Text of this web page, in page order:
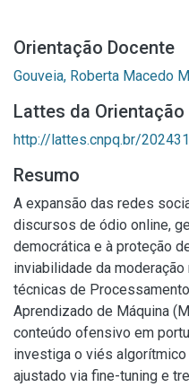
Orientação Docente
Gouveia, Roberta Macedo
Lattes da Orientação
http://lattes.cnpq.br/
Resumo
A expansão das redes
discursos de ódio online,
democrática e à proteção
inviabilidade da
técnicas de
Aprendizado de Máquina
conteúdo ofensivo em
investiga o viés algorítmico
ajustado via fine-tuning e